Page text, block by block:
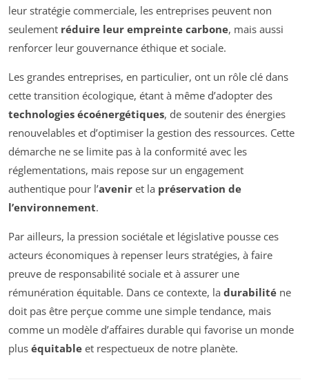
leur stratégie commerciale, les entreprises peuvent non
seulement réduire leur empreinte carbone, mais aussi
renforcer leur gouvernance éthique et sociale.
Les grandes entreprises, en particulier, ont un rôle clé dans
cette transition écologique, étant à même d’adopter des
technologies écoénergétiques, de soutenir des énergies
renouvelables et d’optimiser la gestion des ressources. Cette
démarche ne se limite pas à la conformité avec les
réglementations, mais repose sur un engagement
authentique pour l’avenir et la préservation de
l’environnement.
Par ailleurs, la pression sociétale et législative pousse ces
acteurs économiques à repenser leurs stratégies, à faire
preuve de responsabilité sociale et à assurer une
rémunération équitable. Dans ce contexte, la durabilité ne
doit pas être perçue comme une simple tendance, mais
comme un modèle d’affaires durable qui favorise un monde
plus équitable et respectueux de notre planète.